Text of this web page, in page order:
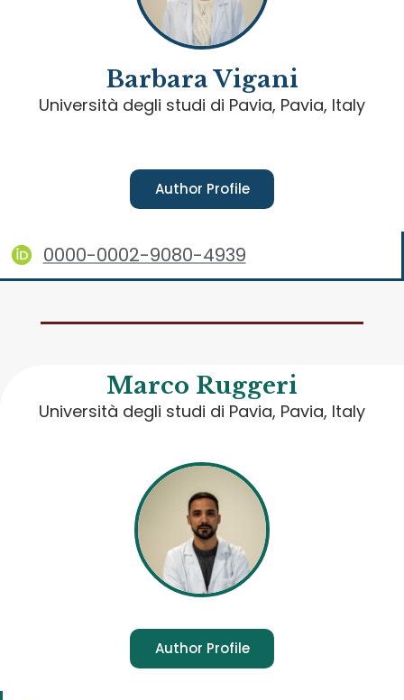
Barbara Vigani
Università degli studi di Pavia, Pavia, Italy
Author Profile
0000-0002-9080-4939
Marco Ruggeri
Università degli studi di Pavia, Pavia, Italy
Author Profile